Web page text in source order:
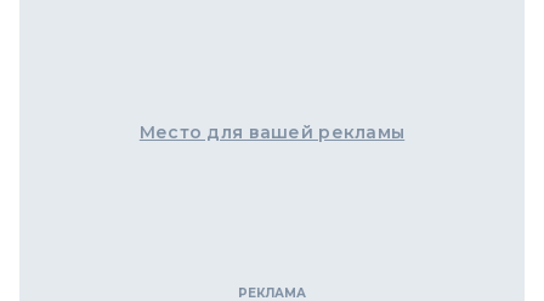
Место для вашей рекламы